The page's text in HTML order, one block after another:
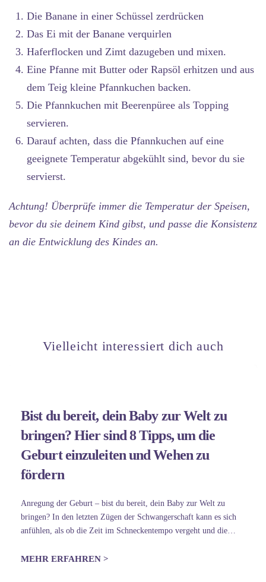
Die Banane in einer Schüssel zerdrücken
Das Ei mit der Banane verquirlen
Haferflocken und Zimt dazugeben und mixen.
Eine Pfanne mit Butter oder Rapsöl erhitzen und aus
dem Teig kleine Pfannkuchen backen.
Die Pfannkuchen mit Beerenpüree als Topping
servieren.
Darauf achten, dass die Pfannkuchen auf eine
geeignete Temperatur abgekühlt sind, bevor du sie
servierst.
Achtung! Überprüfe immer die Temperatur der Speisen,
bevor du sie deinem Kind gibst, und passe die Konsistenz
an die Entwicklung des Kindes an.
Vielleicht interessiert dich auch
Bist du bereit, dein Baby zur Welt zu
bringen? Hier sind 8 Tipps, um die
Geburt einzuleiten und Wehen zu
fördern
Anregung der Geburt – bist du bereit, dein Baby zur Welt zu
bringen? In den letzten Zügen der Schwangerschaft kann es sich
anfühlen, als ob die Zeit im Schneckentempo vergeht und die
MEHR ERFAHREN >